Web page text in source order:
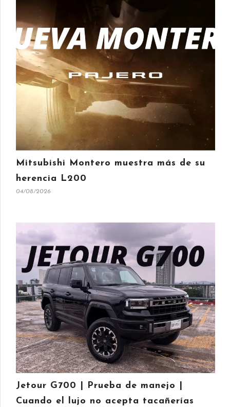
Mitsubishi Montero muestra más de su
herencia L200
04/08/2026
Jetour G700 | Prueba de manejo |
Cuando el lujo no acepta tacañerías